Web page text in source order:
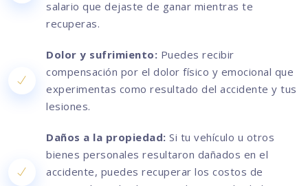
salario que dejaste de ganar mientras te
recuperas.
Dolor y sufrimiento: Puedes recibir
compensación por el dolor físico y emocional que
experimentas como resultado del accidente y tus
lesiones.
Daños a la propiedad: Si tu vehículo u otros
bienes personales resultaron dañados en el
accidente, puedes recuperar los costos de